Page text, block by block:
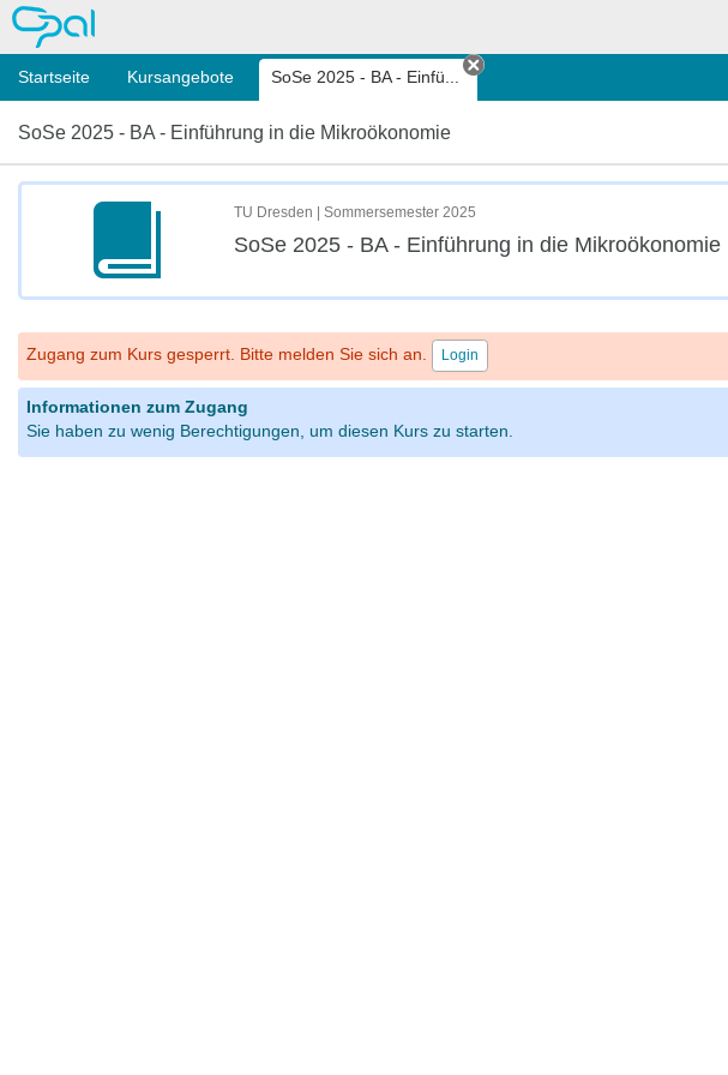
OPAL
Startseite Kursangebote SoSe 2025 - BA - Einfü...
Tab schließen
SoSe 2025 - BA - Einführung in die Mikroökonomie
TU Dresden | Sommersemester 2025
SoSe 2025 - BA - Einführung in die Mikroökonomie
Zugang zum Kurs gesperrt. Bitte melden Sie sich an. Login
Informationen zum Zugang
Sie haben zu wenig Berechtigungen, um diesen Kurs zu starten.